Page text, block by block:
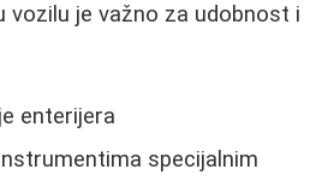
vozilu je važno za udobnost i
enterijera
specijalnim